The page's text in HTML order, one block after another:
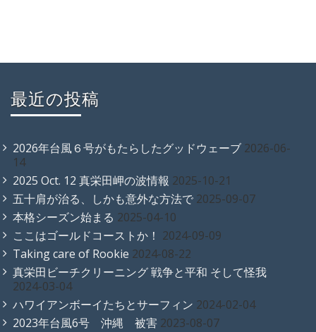
最近の投稿
2026年台風６号がもたらしたグッドウェーブ 2026-06-
14
2025 Oct. 12 真栄田岬の波情報 2025-10-21
五十肩が治る、しかも意外な方法で 2025-09-07
本格シーズン始まる 2025-04-10
ここはゴールドコーストか！ 2024-09-09
Taking care of Rookie 2024-08-22
真栄田ビーチクリーニング 戦争と平和 そして怪我
2024-03-04
ハワイアンボーイたちとサーフィン 2024-02-04
2023年台風6号 沖縄 被害 2023-08-07